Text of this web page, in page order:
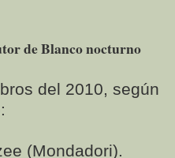
de Blanco nocturno
del 2010, según
(Mondadori).